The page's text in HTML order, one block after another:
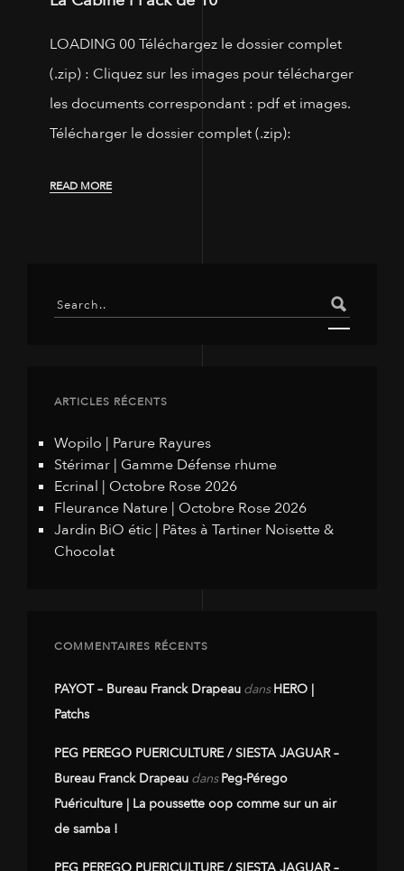
LOADING 00 Téléchargez le dossier complet
(.zip) : Cliquez sur les images pour télécharger
les documents correspondant : pdf et images.
Télécharger le dossier complet (.zip):
READ MORE
ARTICLES RÉCENTS
Wopilo | Parure Rayures
Stérimar | Gamme Défense rhume
Ecrinal | Octobre Rose 2026
Fleurance Nature | Octobre Rose 2026
Jardin BiO étic | Pâtes à Tartiner Noisette &
Chocolat
COMMENTAIRES RÉCENTS
PAYOT – Bureau Franck Drapeau dansHERO |
Patchs
PEG PEREGO PUERICULTURE / SIESTA JAGUAR –
Bureau Franck Drapeau dansPeg-Pérego
Puériculture | La poussette oop comme sur un air
de samba !